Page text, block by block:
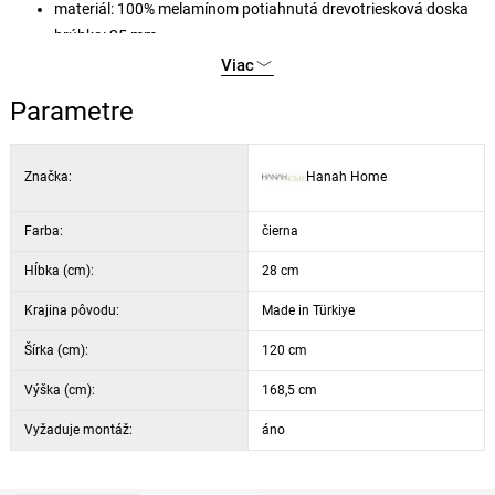
materiál: 100% melamínom potiahnutá drevotriesková doska
hrúbka: 25 mm
nohy a stĺpiky: 100% hrab
výška nôh: 10 cm
farba: čierna, dekor atlantická borovica
Viac
Parametre
Značka: Hanah Home
Farba: čierna
Hĺbka (cm): 28 cm
Krajina pôvodu: Made in Türkiye
Šírka (cm): 120 cm
Výška (cm): 168,5 cm
Vyžaduje montáž: áno